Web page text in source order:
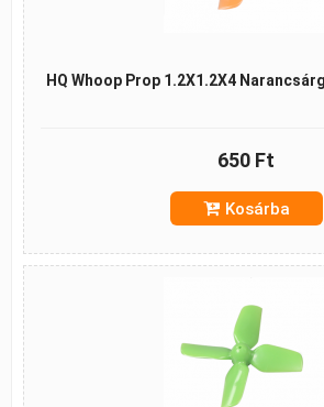
HQ Whoop Prop 1.2X1.2X4
650 Ft
Kosárba